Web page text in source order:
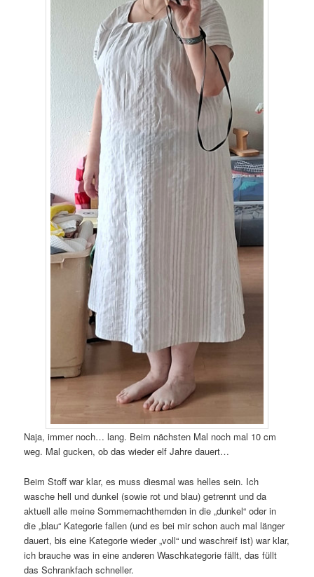
Naja, immer noch… lang. Beim nächsten Mal noch mal 10 cm
weg. Mal gucken, ob das wieder elf Jahre dauert…
Beim Stoff war klar, es muss diesmal was helles sein. Ich
wasche hell und dunkel (sowie rot und blau) getrennt und da
aktuell alle meine Sommernachthemden in die „dunkel“ oder in
die „blau“ Kategorie fallen (und es bei mir schon auch mal länger
dauert, bis eine Kategorie wieder „voll“ und waschreif ist) war klar,
ich brauche was in eine anderen Waschkategorie fällt, das füllt
das Schrankfach schneller.